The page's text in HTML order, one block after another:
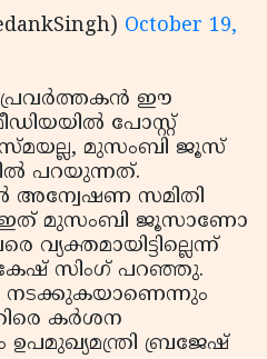
October 19,
ഈ
പോസ്റ്റ്
മുസംബി ജൂസ്
പറയുന്നത്.
അന്വേഷണ സമിതി
ഇത് മുസംബി ജൂസാണോ
സിംഗ് പറഞ്ഞു.
കര്‍ശന
ബ്രജേഷ്